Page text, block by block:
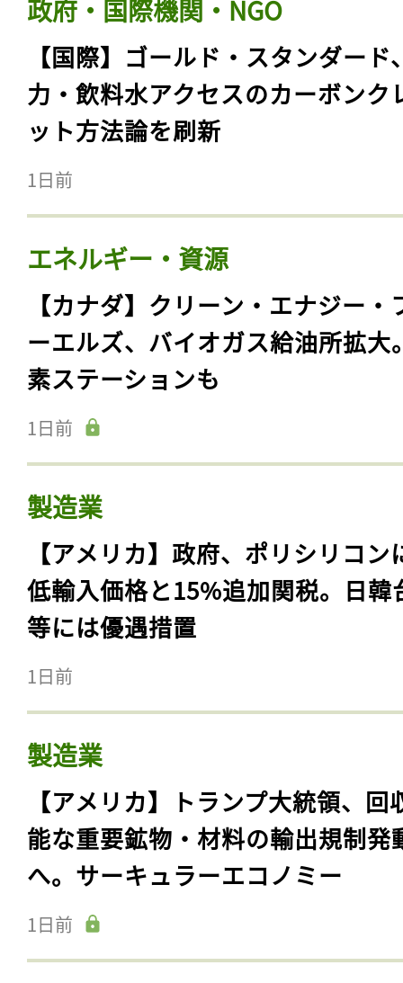
政府・国際機関・NGO
【国際】ゴールド・スタンダード
力・飲料水アクセスのカーボンク
ット方法論を刷新
1日前
エネルギー・資源
【カナダ】クリーン・エナジー・
ーエルズ、バイオガス給油所拡大
素ステーションも
1日前
製造業
【アメリカ】政府、ポリシリコン
低輸入価格と15%追加関税。日韓
等には優遇措置
1日前
製造業
【アメリカ】トランプ大統領、回
能な重要鉱物・材料の輸出規制発
へ。サーキュラーエコノミー
1日前